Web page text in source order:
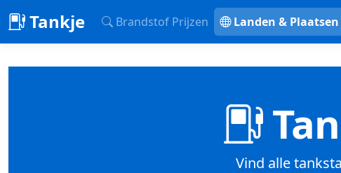
Tankje Brandstof Prijzen Landen & Plaatsen
Vind alle